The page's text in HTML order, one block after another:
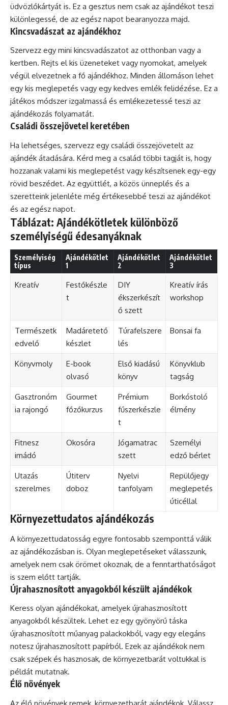
üdvözlőkártyát is. Ez a gesztus nem csak az ajándékot teszi
különlegessé, de az egész napot bearanyozza majd.
Kincsvadászat az ajándékhoz
Szervezz egy mini kincsvadászatot az otthonban vagy a
kertben. Rejts el kis üzeneteket vagy nyomokat, amelyek
végül elvezetnek a fő ajándékhoz. Minden állomáson lehet
egy kis meglepetés vagy egy kedves emlék felidézése. Ez a
játékos módszer izgalmassá és emlékezetessé teszi az
ajándékozás folyamatát.
Családi összejövetel keretében
Ha lehetséges, szervezz egy családi összejövetelt az
ajándék átadására. Kérd meg a család többi tagját is, hogy
hozzanak valami kis meglepetést vagy készítsenek egy-egy
rövid beszédet. Az együttlét, a közös ünneplés és a
szeretteink jelenléte még értékesebbé teszi az ajándékot
és az egész napot.
Táblázat: Ajándékötletek különböző
személyiségű édesanyáknak
Személyiség
típus
Ajándékötlet
1
Ajándékötlet
2
Ajándékötlet
3
Kreatív
Festőkészle
t
DIY
ékszerkészít
ő szett
Kreatív írás
workshop
Természetk
edvelő
Madáretető
készlet
Túrafelszere
lés
Bonsai fa
Könyvmoly
E-book
olvasó
Első kiadású
könyv
Könyvklub
tagság
Gasztronóm
ia rajongó
Gourmet
főzőkurzus
Prémium
fűszerkészle
t
Borkóstoló
élmény
Fitnesz
imádó
Okosóra
Jógamatrac
szett
Személyi
edző bérlet
Utazás
szerelmes
Útiterv
doboz
Nyelvi
tanfolyam
Repülőjegy
meglepetés
úticéllal
Környezettudatos ajándékozás
A környezettudatosság egyre fontosabb szemponttá válik
az ajándékozásban is. Olyan meglepetéseket válasszunk,
amelyek nem csak örömet okoznak, de a fenntarthatóságot
is szem előtt tartják.
Újrahasznosított anyagokból készült ajándékok
Keress olyan ajándékokat, amelyek újrahasznosított
anyagokból készültek. Lehet ez egy gyönyörű táska
újrahasznosított műanyag palackokból, vagy egy elegáns
notesz újrahasznosított papírból. Ezek az ajándékok nem
csak szépek és hasznosak, de környezetbarát voltukkal is
példát mutatnak.
Élő növények
Az élő növények remek, környezetbarát ajándékok. Válassz